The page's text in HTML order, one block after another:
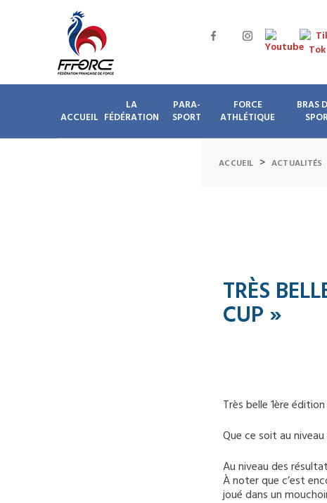
ACCUEIL
LA
FÉDÉRATION
PARA-
SPORT
FORCE
ATHLÉTIQUE
BRAS
ACCUEIL > ACTUALITÉS
TRÈS
CUP »
Très belle 1ère
Que ce soit au
Au niveau des
À noter que c’est
joué dans un